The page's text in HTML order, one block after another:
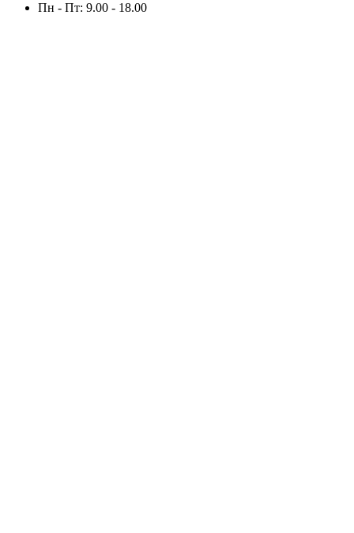
Пн - Пт: 9.00 - 18.00